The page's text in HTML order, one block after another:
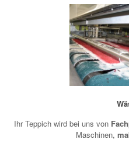
Ihr Teppich wird bei uns von
Maschinen,